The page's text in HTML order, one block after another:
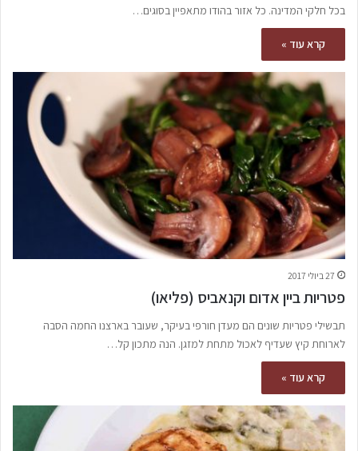
בכל חלקי המדינה. כל אזור בהודו מתאפיין בסוגים…
קרא עוד »
27 ביולי 2017
פטריות ביין אדום וקנאביס (פליאו)
תבשילי פטריות שונים הם מעדן חורפי בעיקר, שעובר בארצנו החמה הסבה
לארוחת קיץ שעדיף לאכול מתחת למזגן. הנה מתכון קל…
קרא עוד »